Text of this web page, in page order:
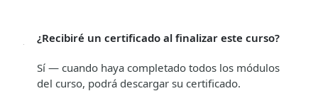
¿Recibiré un certificado al finalizar este curso?
Sí — cuando haya completado todos los módulos
del curso, podrá descargar su certificado.